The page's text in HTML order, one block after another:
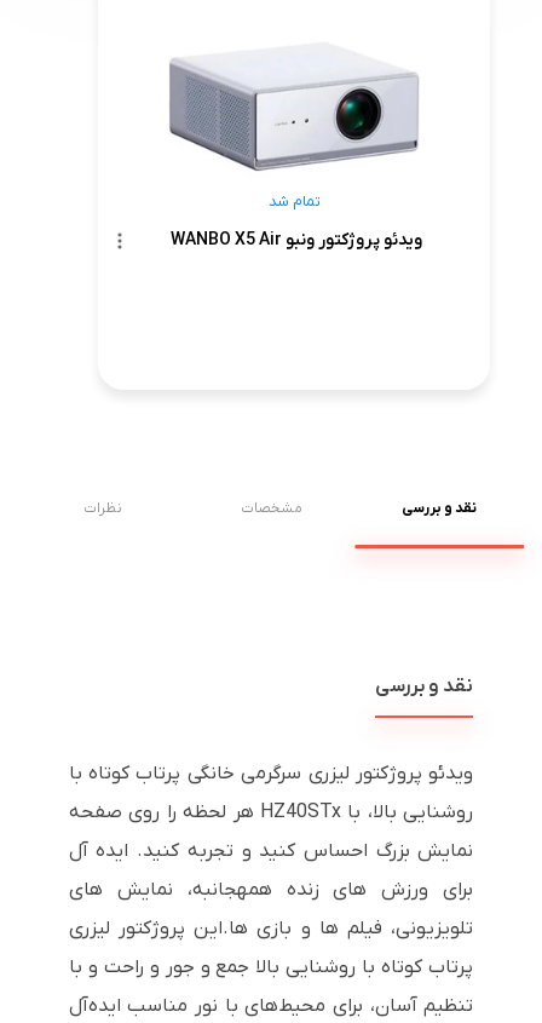
ویدئو پروژکتور ونبو WANBO X5 Air
تمام شد
نقد و بررسی مشخصات نظرات
نقد و بررسی
ویدئو پروژکتور لیزری سرگرمی خانگی پرتاب کوتاه با
روشنایی بالا، با HZ40STx هر لحظه را روی صفحه
نمایش بزرگ احساس کنید و تجربه کنید. ایده آل
برای ورزش های زنده همهجانبه، نمایش های
تلویزیونی، فیلم ها و بازی ها.این پروژکتور لیزری
پرتاب کوتاه با روشنایی بالا جمع و جور و راحت و با
تنظیم آسان، برای محیط‌های با نور مناسب ایده‌آل